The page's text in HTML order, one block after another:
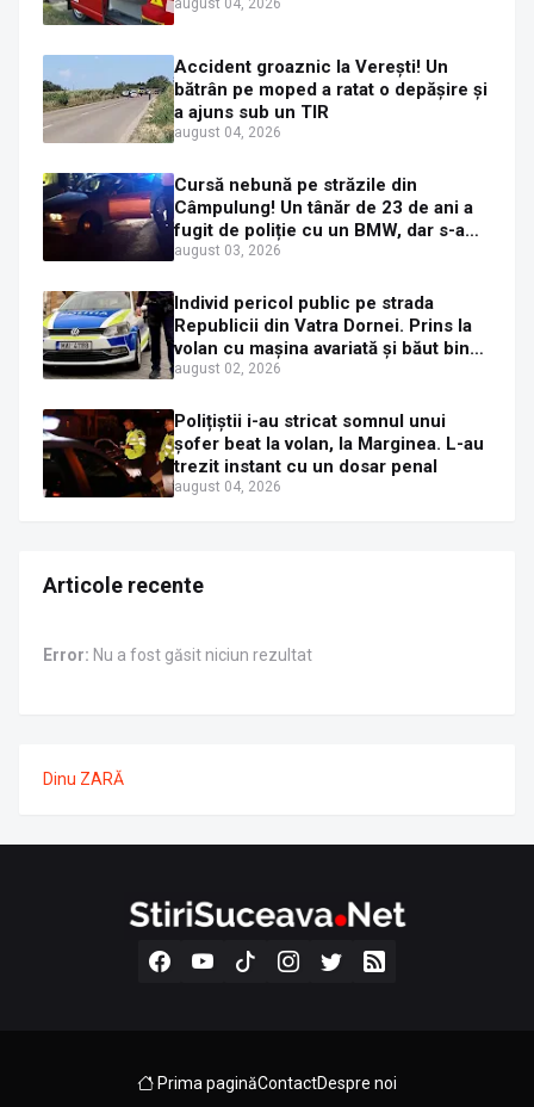
Accident groaznic la Verești! Un
bătrân pe moped a ratat o depășire și
a ajuns sub un TIR
august 04, 2026
Cursă nebună pe străzile din
Câmpulung! Un tânăr de 23 de ani a
fugit de poliție cu un BMW, dar s-a
oprit într-un gard de pe strada
august 03, 2026
Individ pericol public pe strada
Republicii din Vatra Dornei. Prins la
volan cu mașina avariată și băut bine,
în plină zi
august 02, 2026
Polițiștii i-au stricat somnul unui
șofer beat la volan, la Marginea. L-au
trezit instant cu un dosar penal
august 04, 2026
Articole recente
Error: Nu a fost găsit niciun rezultat
Dinu ZARĂ
Prima paginăContactDespre noi